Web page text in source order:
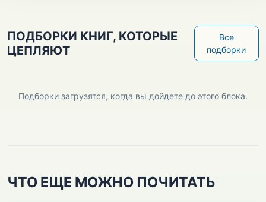
ПОДБОРКИ КНИГ, КОТОРЫЕ
ЦЕПЛЯЮТ
Все
подборки
Подборки загрузятся, когда вы дойдете до этого блока.
ЧТО ЕЩЕ МОЖНО ПОЧИТАТЬ